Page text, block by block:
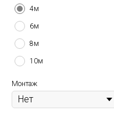
4м
6м
8м
10м
Монтаж